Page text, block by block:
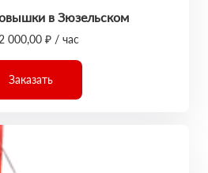
в Зюзельском
000,00 ₽ / час
Заказать